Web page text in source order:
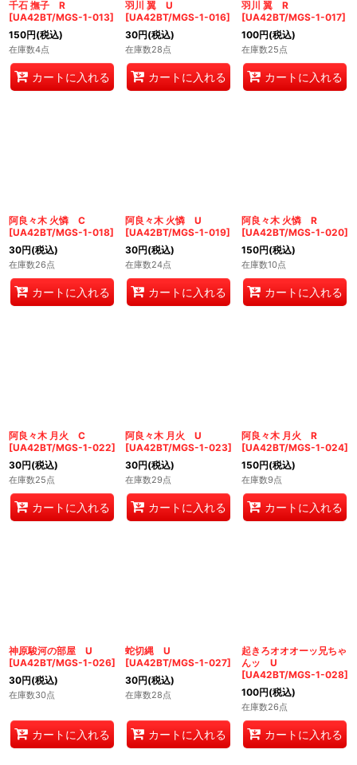
千石 撫子 R
[UA42BT/MGS-1-013]
150円(税込)
在庫数4点
カートに入れる
羽川 翼 U
[UA42BT/MGS-1-016]
30円(税込)
在庫数28点
カートに入れる
羽川 翼 R
[UA42BT/MGS-1-017]
100円(税込)
在庫数25点
カートに入れる
阿良々木 火憐 C
[UA42BT/MGS-1-018]
30円(税込)
在庫数26点
カートに入れる
阿良々木 火憐 U
[UA42BT/MGS-1-019]
30円(税込)
在庫数24点
カートに入れる
阿良々木 火憐 R
[UA42BT/MGS-1-020]
150円(税込)
在庫数10点
カートに入れる
阿良々木 月火 C
[UA42BT/MGS-1-022]
30円(税込)
在庫数25点
カートに入れる
阿良々木 月火 U
[UA42BT/MGS-1-023]
30円(税込)
在庫数29点
カートに入れる
阿良々木 月火 R
[UA42BT/MGS-1-024]
150円(税込)
在庫数9点
カートに入れる
神原駿河の部屋 U
[UA42BT/MGS-1-026]
30円(税込)
在庫数30点
カートに入れる
蛇切縄 U
[UA42BT/MGS-1-027]
30円(税込)
在庫数28点
カートに入れる
起きろオオオーッ兄ちゃ
んッ U
[UA42BT/MGS-1-028]
100円(税込)
在庫数26点
カートに入れる